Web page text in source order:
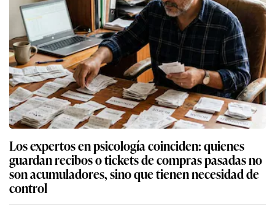
Los expertos en psicología coinciden: quienes
guardan recibos o tickets de compras pasadas no
son acumuladores, sino que tienen necesidad de
control